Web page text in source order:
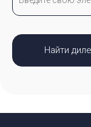
Найти